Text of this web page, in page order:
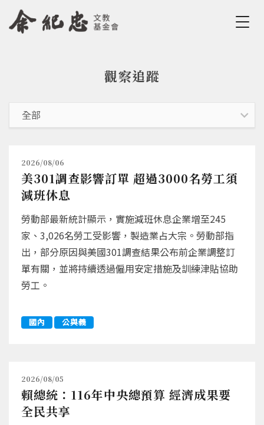
Jump to Navigation
Jump to Main content
觀察追蹤
2026/08/06
美301調查影響訂單 超過3000名勞工須
減班休息
勞動部最新統計顯示，實施減班休息企業增至245
家、3,026名勞工受影響，製造業占大宗。勞動部指
出，部分原因與美國301調查結果公布前企業調整訂
單有關，並將持續透過僱用安定措施及訓練津貼協助
勞工。
國內 公與義
2026/08/05
賴總統：116年中央總預算 經濟成果要
全民共享